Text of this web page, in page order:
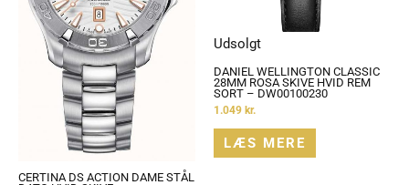
CERTINA DS ACTION DAME STÅL
Udsolgt
DANIEL WELLINGTON CLASSIC
28MM ROSA SKIVE HVID REM
SORT – DW00100230
1.049 kr.
LÆS MERE